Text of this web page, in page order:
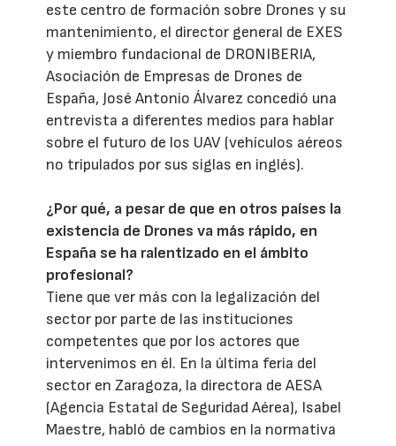
este centro de formación sobre Drones y su
mantenimiento, el director general de EXES
y miembro fundacional de DRONIBERIA,
Asociación de Empresas de Drones de
España, José Antonio Álvarez concedió una
entrevista a diferentes medios para hablar
sobre el futuro de los UAV (vehículos aéreos
no tripulados por sus siglas en inglés).
¿Por qué, a pesar de que en otros países la
existencia de Drones va más rápido, en
España se ha ralentizado en el ámbito
profesional?
Tiene que ver más con la legalización del
sector por parte de las instituciones
competentes que por los actores que
intervenimos en él. En la última feria del
sector en Zaragoza, la directora de AESA
(Agencia Estatal de Seguridad Aérea), Isabel
Maestre, habló de cambios en la normativa